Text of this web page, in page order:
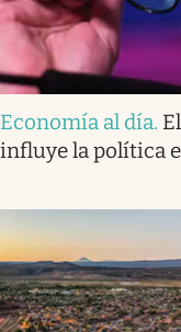
Economía al día.
influye la política